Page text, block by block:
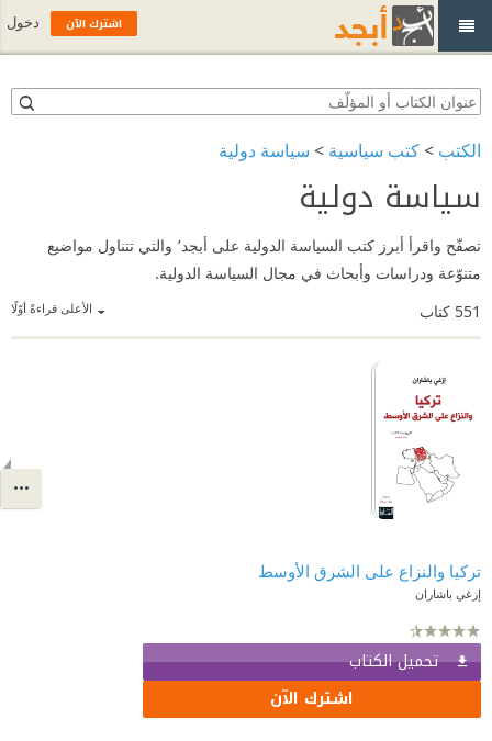
الكتب >كتب سياسية > سياسة دولية
سياسة دولية
تصفّح واقرأ أبرز كتب السياسة الدولية على أبجد٬ والتي تتناول مواضيع
متنوّعة ودراسات وأبحاث في مجال السياسة الدولية.
الأعلى قراءةً أوّلًا 551 كتاب
تركيا والنزاع على الشرق الأوسط
إزغي باشاران
تحميل الكتاب
اشترك الآن
اشترك الآن دخول